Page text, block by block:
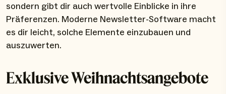
sondern gibt dir auch wertvolle Einblicke in ihre
Präferenzen. Moderne Newsletter-Software macht
es dir leicht, solche Elemente einzubauen und
auszuwerten.
Exklusive Weihnachtsangebote